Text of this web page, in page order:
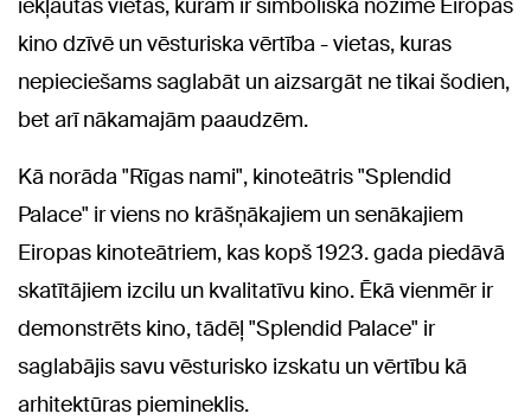
kino dzīvē un vēsturiska vērtība - vietas, kuras
nepieciešams saglabāt un aizsargāt ne tikai šodien,
bet arī nākamajām paaudzēm.
Kā norāda "Rīgas nami", kinoteātris "Splendid
Palace" ir viens no krāšņākajiem un senākajiem
Eiropas kinoteātriem, kas kopš 1923. gada piedāvā
skatītājiem izcilu un kvalitatīvu kino. Ēkā vienmēr ir
demonstrēts kino, tādēļ "Splendid Palace" ir
saglabājis savu vēsturisko izskatu un vērtību kā
arhitektūras piemineklis.